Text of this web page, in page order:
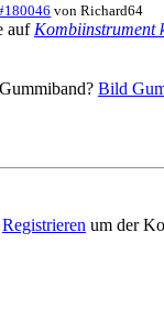
vonRichard64
auf Kombiinstrument
Bild
Registrieren um der